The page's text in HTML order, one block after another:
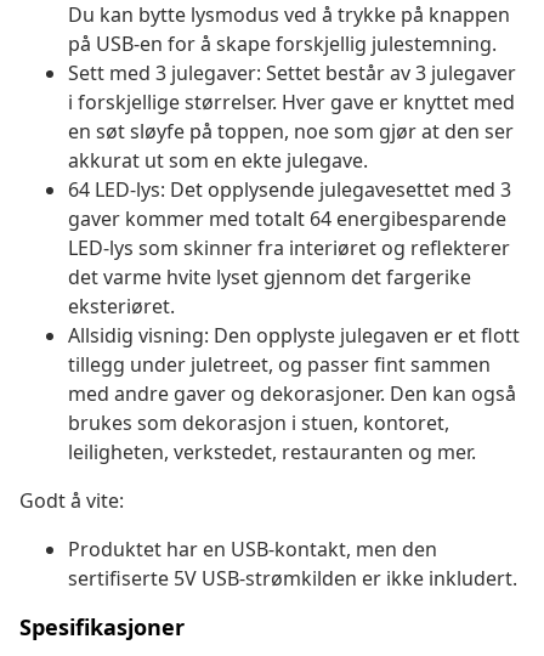
Du kan bytte lysmodus ved å trykke på knappen
på USB-en for å skape forskjellig julestemning.
Sett med 3 julegaver: Settet består av 3 julegaver
i forskjellige størrelser. Hver gave er knyttet med
en søt sløyfe på toppen, noe som gjør at den ser
akkurat ut som en ekte julegave.
64 LED-lys: Det opplysende julegavesettet med 3
gaver kommer med totalt 64 energibesparende
LED-lys som skinner fra interiøret og reflekterer
det varme hvite lyset gjennom det fargerike
eksteriøret.
Allsidig visning: Den opplyste julegaven er et flott
tillegg under juletreet, og passer fint sammen
med andre gaver og dekorasjoner. Den kan også
brukes som dekorasjon i stuen, kontoret,
leiligheten, verkstedet, restauranten og mer.
Godt å vite:
Produktet har en USB-kontakt, men den
sertifiserte 5V USB-strømkilden er ikke inkludert.
Spesifikasjoner